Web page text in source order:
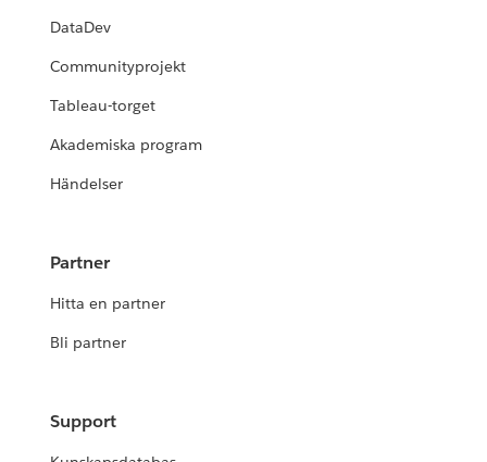
DataDev
Communityprojekt
Tableau-torget
Akademiska program
Händelser
Partner
Hitta en partner
Bli partner
Support